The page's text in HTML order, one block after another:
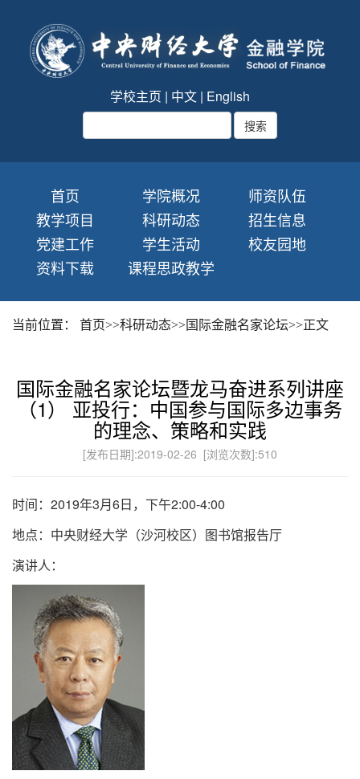
学校主页 | 中文 | English
首页 学院概况
师资队伍
教学项目
科研动态
招生信息
党建工作
学生活动
校友园地
资料下载
课程思政教学
当前位置： 首页>>科研动态>>国际金融名家论坛>>正文
国际金融名家论坛暨龙马奋进系列讲座
（1） 亚投行：中国参与国际多边事务
的理念、策略和实践
[发布日期]:2019-02-26 [浏览次数]:510
时间：2019年3月6日，下午2:00-4:00
地点：中央财经大学（沙河校区）图书馆报告厅
演讲人：